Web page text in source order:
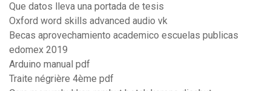
Que datos lleva una portada de tesis
Oxford word skills advanced audio vk
Becas aprovechamiento academico escuelas publicas
edomex 2019
Arduino manual pdf
Traite négrière 4ème pdf